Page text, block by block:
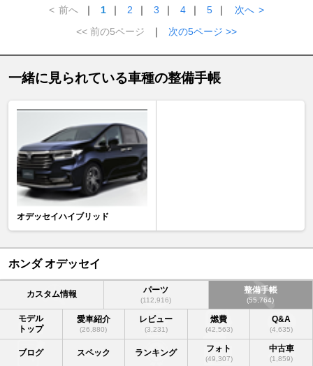
< 前へ ｜ 1 ｜ 2 ｜ 3 ｜ 4 ｜ 5 ｜ 次へ >
<< 前の5ページ
｜ 次の5ページ >>
一緒に見られている車種の整備手帳
オデッセイハイブリッド
ホンダ オデッセイ
カスタム情報 パーツ
(112,916)
整備手帳
(55,764)
モデル
トップ
愛車紹介
(26,880)
レビュー
(3,231)
燃費
(42,563)
Q&A
(4,635)
ブログ スペック ランキング フォト
(49,307)
中古車
(1,859)